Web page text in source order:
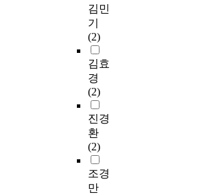
김민
기
(2)
김효
경
(2)
진경
환
(2)
조경
만